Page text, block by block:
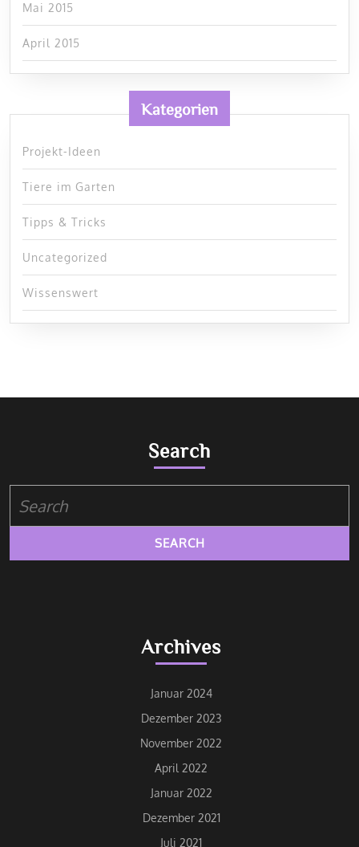
Mai 2015
April 2015
Kategorien
Projekt-Ideen
Tiere im Garten
Tipps & Tricks
Uncategorized
Wissenswert
Search
for:
Archives
Januar 2024
Dezember 2023
November 2022
April 2022
Januar 2022
Dezember 2021
Juli 2021